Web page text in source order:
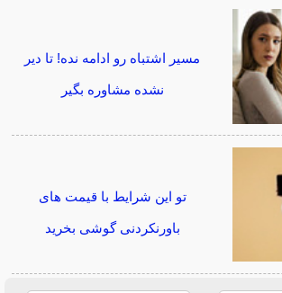
مسیر اشتباه رو ادامه نده! تا دیر
نشده مشاوره بگیر
تو این شرایط با قیمت های
باورنکردنی گوشی بخرید